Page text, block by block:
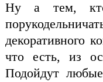
Ну а тем,
декоративного
что есть, из
Подойдут